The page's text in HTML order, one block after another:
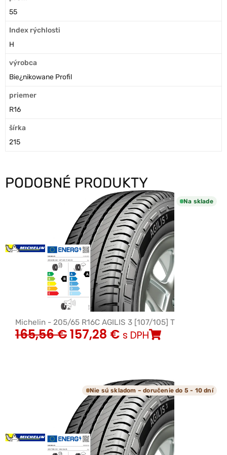
55
Index rýchlosti
H
výrobca
Bie¿nikowane Profil
priemer
R16
šírka
215
PODOBNÉ PRODUKTY
Na sklade
Michelin - 205/65 R16C AGILIS 3 [107/105] T
165,56€157,28 € s DPH
Nie sú skladom – doručenie do 5 - 10 dní